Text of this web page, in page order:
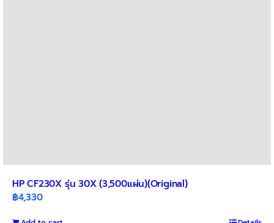
HP CF230X รุ่น 30X (3,500แผ่น)(Original)
฿4,330